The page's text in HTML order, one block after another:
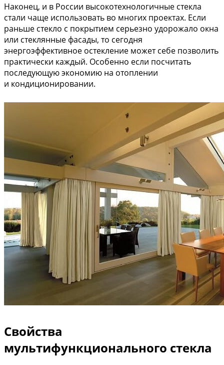
Наконец, и в России высокотехнологичные стекла
стали чаще использовать во многих проектах. Если
раньше стекло с покрытием серьезно удорожало окна
или стеклянные фасады, то сегодня
энергоэффективное остекление может себе позволить
практически каждый. Особенно если посчитать
последующую экономию на отоплении
и кондиционировании.
Свойства
мультифункционального стекла